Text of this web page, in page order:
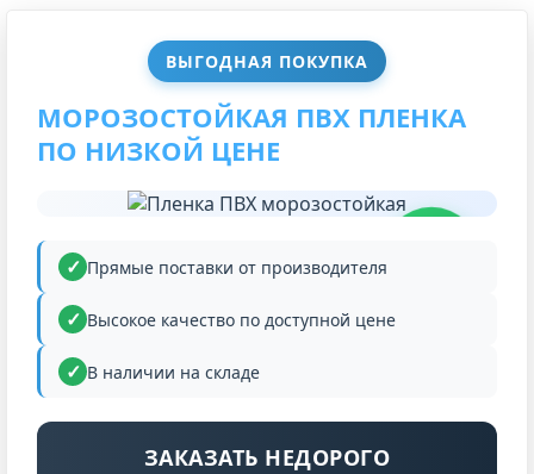
ВЫГОДНАЯ ПОКУПКА
МОРОЗОСТОЙКАЯ ПВХ ПЛЕНКА
ПО НИЗКОЙ ЦЕНЕ
Прямые поставки от производителя
Высокое качество по доступной цене
В наличии на складе
ЗАКАЗАТЬ НЕДОРОГО